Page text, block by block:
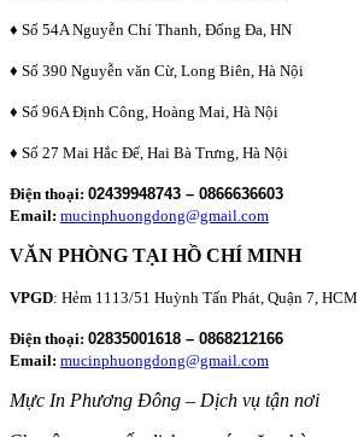
♦ Số 54A Nguyễn Chí Thanh, Đống Đa, HN
♦ Số 390 Nguyễn văn Cừ, Long Biên, Hà Nội
♦ Số 96A Định Công, Hoàng Mai, Hà Nội
♦ Số 27 Mai Hắc Đế, Hai Bà Trưng, Hà Nội
Điện thoại: 02439948743 – 0866636603
Email: mucinphuongdong@gmail.com
VĂN PHÒNG TẠI HỒ CHÍ MINH
VPGD: Hẻm 1113/51 Huỳnh Tấn Phát, Quận 7, HCM
Điện thoại: 02835001618 – 0868212166
Email: mucinphuongdong@gmail.com
Mực In Phương Đông – Dịch vụ tận nơi